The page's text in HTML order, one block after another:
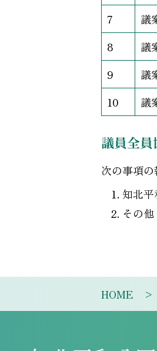
7
議
8
議
9
議
10
議
議員全員
次の事項の
知北
その他
HOME